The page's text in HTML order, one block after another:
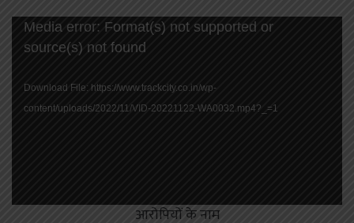
Video
Player
Media error: Format(s) not supported or
source(s) not found
Download File: https://www.trackcity.co.in/wp-
content/uploads/2022/11/VID-20221122-WA0032.mp4?_=1
आरोपियों के नाम